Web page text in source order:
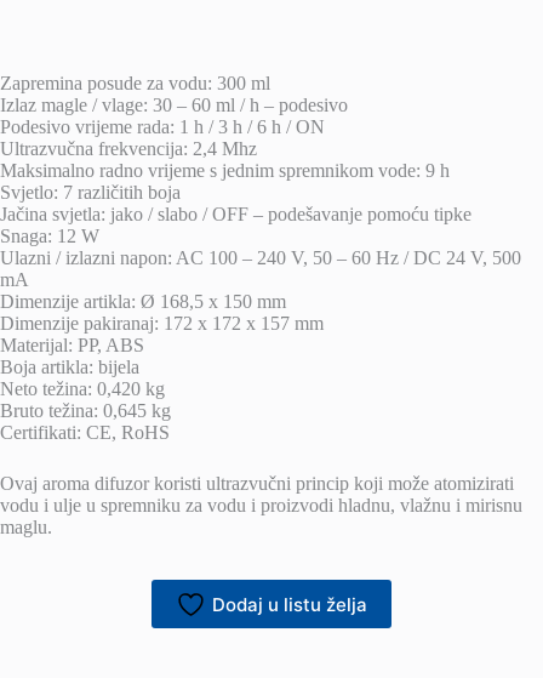
Zapremina posude za vodu: 300 ml
Izlaz magle / vlage: 30 – 60 ml / h – podesivo
Podesivo vrijeme rada: 1 h / 3 h / 6 h / ON
Ultrazvučna frekvencija: 2,4 Mhz
Maksimalno radno vrijeme s jednim spremnikom vode: 9 h
Svjetlo: 7 različitih boja
Jačina svjetla: jako / slabo / OFF – podešavanje pomoću tipke
Snaga: 12 W
Ulazni / izlazni napon: AC 100 – 240 V, 50 – 60 Hz / DC 24 V, 500
mA
Dimenzije artikla: Ø 168,5 x 150 mm
Dimenzije pakiranaj: 172 x 172 x 157 mm
Materijal: PP, ABS
Boja artikla: bijela
Neto težina: 0,420 kg
Bruto težina: 0,645 kg
Certifikati: CE, RoHS
Ovaj aroma difuzor koristi ultrazvučni princip koji može atomizirati
vodu i ulje u spremniku za vodu i proizvodi hladnu, vlažnu i mirisnu
maglu.
Dodaj u listu želja